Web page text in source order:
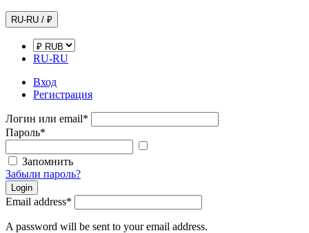
RU-RU / ₽
RU-RU
Вход
Регистрация
Логин или email*
Пароль*
Запомнить
Забыли пароль?
Login
Email address*
A password will be sent to your email address.